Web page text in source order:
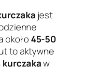
jest
około 45-50
to aktywne
kurczakaw